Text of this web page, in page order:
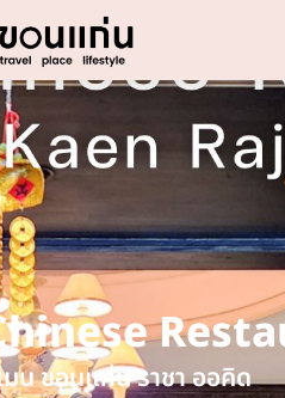
น ขอนแก่น ราชา ออคิด